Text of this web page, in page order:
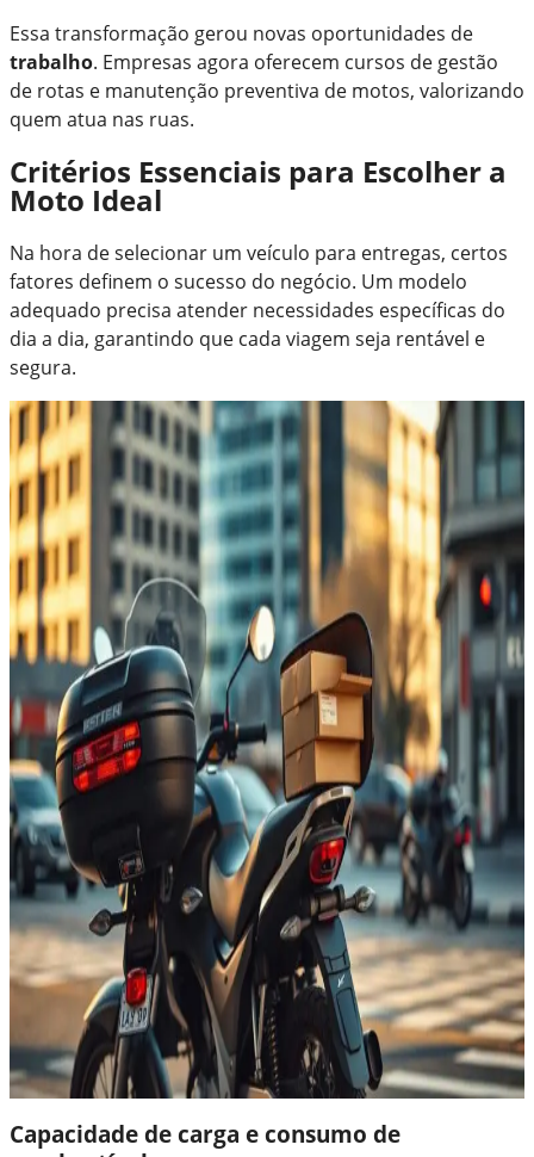
Essa transformação gerou novas oportunidades de
trabalho. Empresas agora oferecem cursos de gestão
de rotas e manutenção preventiva de motos, valorizando
quem atua nas ruas.
Critérios Essenciais para Escolher a
Moto Ideal
Na hora de selecionar um veículo para entregas, certos
fatores definem o sucesso do negócio. Um modelo
adequado precisa atender necessidades específicas do
dia a dia, garantindo que cada viagem seja rentável e
segura.
Capacidade de carga e consumo de